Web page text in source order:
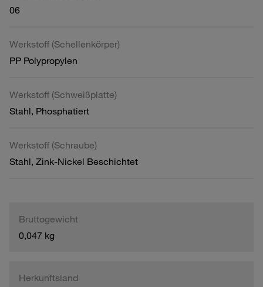
06
Werkstoff (Schellenkörper)
PP Polypropylen
Werkstoff (Schweißplatte)
Stahl, Phosphatiert
Werkstoff (Schraube)
Stahl, Zink-Nickel Beschichtet
Bruttogewicht
0,047 kg
Herkunftsland